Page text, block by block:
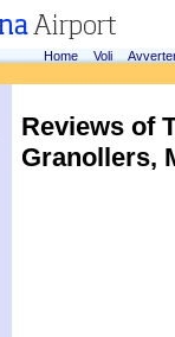
Home Voli
Reviews of
Granollers,